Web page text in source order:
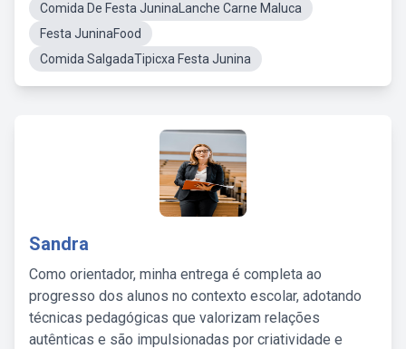
Comida De Festa JuninaLanche Carne Maluca
Festa JuninaFood
Comida SalgadaTipicxa Festa Junina
Sandra
Como orientador, minha entrega é completa ao
progresso dos alunos no contexto escolar, adotando
técnicas pedagógicas que valorizam relações
autênticas e são impulsionadas por criatividade e